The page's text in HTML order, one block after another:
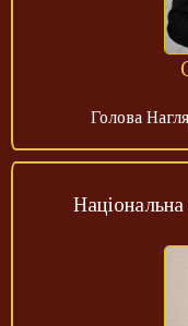
Голова